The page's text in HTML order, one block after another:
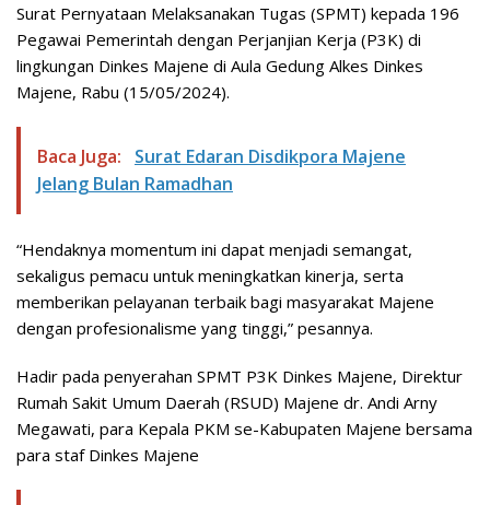
Surat Pernyataan Melaksanakan Tugas (SPMT) kepada 196
Pegawai Pemerintah dengan Perjanjian Kerja (P3K) di
lingkungan Dinkes Majene di Aula Gedung Alkes Dinkes
Majene, Rabu (15/05/2024).
Baca Juga:
Surat Edaran Disdikpora Majene
Jelang Bulan Ramadhan
“Hendaknya momentum ini dapat menjadi semangat,
sekaligus pemacu untuk meningkatkan kinerja, serta
memberikan pelayanan terbaik bagi masyarakat Majene
dengan profesionalisme yang tinggi,” pesannya.
Hadir pada penyerahan SPMT P3K Dinkes Majene, Direktur
Rumah Sakit Umum Daerah (RSUD) Majene dr. Andi Arny
Megawati, para Kepala PKM se-Kabupaten Majene bersama
para staf Dinkes Majene